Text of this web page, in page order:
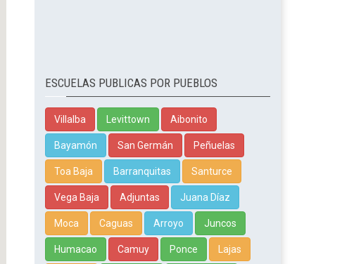
ESCUELAS PUBLICAS POR PUEBLOS
Villalba Levittown Aibonito
Bayamón San Germán Peñuelas
Toa Baja Barranquitas Santurce
Vega Baja Adjuntas Juana Díaz
Moca Caguas Arroyo Juncos
Humacao Camuy Ponce Lajas